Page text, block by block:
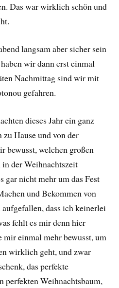
Das war wirklich schön und
langsam aber sicher sein
wir dann erst einmal
Nachmittag sind wir mit
gefahren.
dieses Jahr ein ganz
zu Hause und von der
bewusst, welchen großen
der Weihnachtszeit
gar nicht mehr um das Fest
und Bekommen von
dass ich keinerlei
fehlt es mir denn hier
mir einmal mehr bewusst, um
wirklich geht, und zwar
das perfekte
perfekten Weihnachtsbaum,